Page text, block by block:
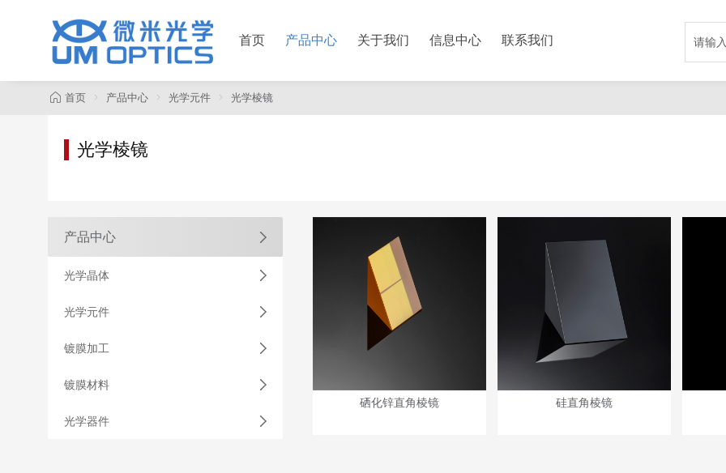
首页 产品中心 关于我们 信息中心 联系我们
首页 产品中心 光学元件 光学棱镜
光学棱镜
产品中心
光学晶体
光学元件
镀膜加工
镀膜材料
光学器件
硒化锌直角棱镜 硅直角棱镜